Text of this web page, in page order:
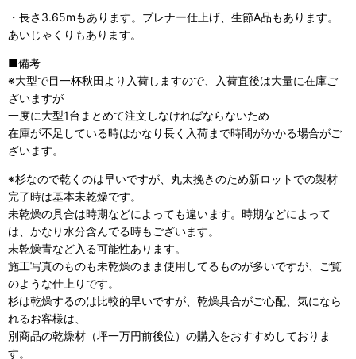
・長さ3.65mもあります。プレナー仕上げ、生節A品もあります。
あいじゃくりもあります。
■備考
※大型で目一杯秋田より入荷しますので、入荷直後は大量に在庫ご
ざいますが
一度に大型1台まとめて注文しなければならないため
在庫が不足している時はかなり長く入荷まで時間がかかる場合がご
ざいます。
※杉なので乾くのは早いですが、丸太挽きのため新ロットでの製材
完了時は基本未乾燥です。
未乾燥の具合は時期などによっても違います。時期などによって
は、かなり水分含んでる時もございます。
未乾燥青など入る可能性あります。
施工写真のものも未乾燥のまま使用してるものが多いですが、ご覧
のような仕上りです。
杉は乾燥するのは比較的早いですが、乾燥具合がご心配、気になら
れるお客様は、
別商品の乾燥材（坪一万円前後位）の購入をおすすめしておりま
す。